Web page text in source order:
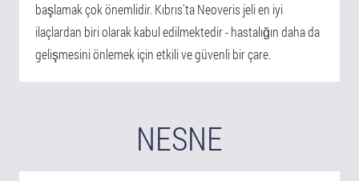
başlamak çok önemlidir. Kıbrıs'ta Neoveris jeli en iyi
ilaçlardan biri olarak kabul edilmektedir - hastalığın daha da
gelişmesini önlemek için etkili ve güvenli bir çare.
NESNE